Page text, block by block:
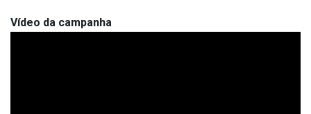
Vídeo da campanha